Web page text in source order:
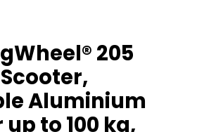
205
Aluminium
to 100 kg,